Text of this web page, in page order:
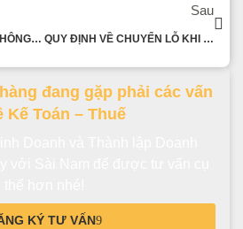
CÁC LỖI VỀ HÓA ĐƠN KHÔNG ĐƯỢC TÍNH KHẤU TRỪ THUẾ GTGT ĐẦU VÀO
Sau
QUY ĐỊNH VỀ CHUYỂN LỖ KHI TÍNH THUẾ TNDN
đang gặp phải các vấn
Kế Toán – Thuế
KÝ TƯ VẤN